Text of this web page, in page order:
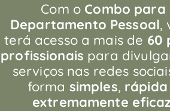
Com o Combo para
Departamento Pessoal,
terá acesso a mais de 60
profissionais para
serviços nas redes
forma simples, rápida
extremamente eficaz